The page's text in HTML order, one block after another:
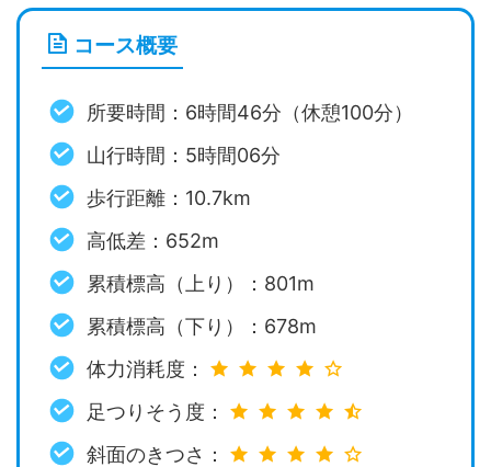
コース概要
所要時間：6時間46分（休憩100分）
山行時間：5時間06分
歩行距離：10.7km
高低差：652m
累積標高（上り）：801m
累積標高（下り）：678m
体力消耗度：
足つりそう度：
斜面のきつさ：